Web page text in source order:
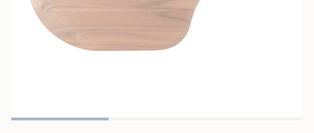
REFAIRE L'ANTIADHÉSIF
SECONDE VIE
Poissons
Entretien Autres
accessoires